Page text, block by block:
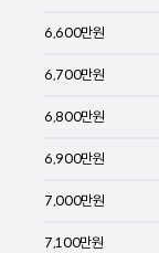
6,600만원
6,700만원
6,800만원
6,900만원
7,000만원
7,100만원